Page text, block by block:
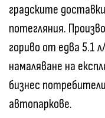
градските
потегляния.
гориво от едва 5.1
намаляване на
бизнес
автопаркове.